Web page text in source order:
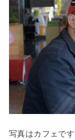
写真はカフェで